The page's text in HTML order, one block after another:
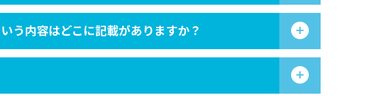
う内容はどこに記載がありますか？